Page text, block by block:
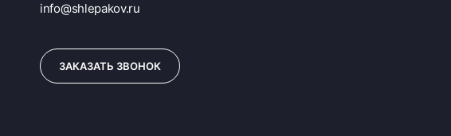
info@shlepakov.ru
ЗАКАЗАТЬ ЗВОНОК